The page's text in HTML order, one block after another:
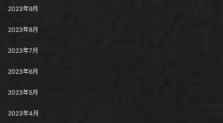
2023年9月
2023年8月
2023年7月
2023年6月
2023年5月
2023年4月